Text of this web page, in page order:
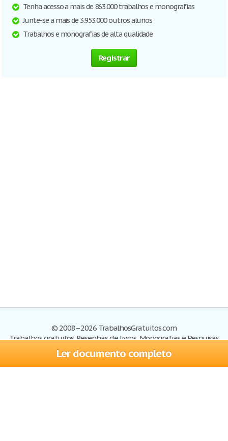
Ler documento completo
Tenha acesso a mais de 863.000 trabalhos e monografias
Junte-se a mais de 3.953.000 outros alunos
Trabalhos e monografias de alta qualidade
Registrar
© 2008–2026 TrabalhosGratuitos.com
Trabalhos gratuitos, Resenhas de livros, Monografias e Pesquisas